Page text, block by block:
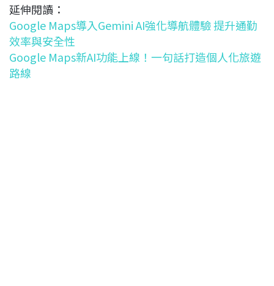
延伸閱讀：
Google Maps導入Gemini AI強化導航體驗 提升通勤
效率與安全性
Google Maps新AI功能上線！一句話打造個人化旅遊
路線